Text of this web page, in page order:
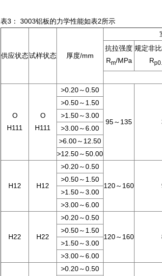
表3： 3003铝板的力学性能如表2所示
供应状态试样状态 厚度/mm
抗拉强度
Rm/MPa
规定非
R
O
H111
O
H111
>0.20～0.50
95～135
>0.50～1.50
>1.50～3.00
>3.00～6.00
>6.00～12.50
>12.50～50.00
H12 H12
>0.20～0.50
120～160
>0.50～1.50
>1.50～3.00
>3.00～6.00
H22 H22
>0.20～0.50
120～160
>0.50～1.50
>1.50～3.00
>3.00～6.00
>0.20～0.50